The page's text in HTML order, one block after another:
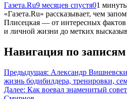
Газета.Ru9 месяцев спустя01
«Газета.Ru» рассказывает, чем
Плисецкая — от интересных фактов
и личной жизни до метких
Навигация по записям
Предыдущая: Александр
жизнь бодибилдера, тренировки,
Далее: Как воевал знаменитый